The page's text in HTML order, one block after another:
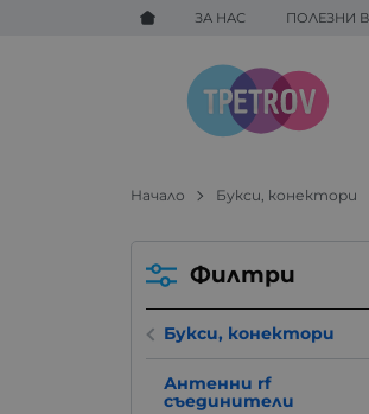
ЗА НАС ПОЛЕЗНИ
Начало Букси, конектори
Филтри
Букси, конектори
Антенни rf
съединители